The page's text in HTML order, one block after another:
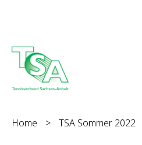
Home > TSA Sommer 2022